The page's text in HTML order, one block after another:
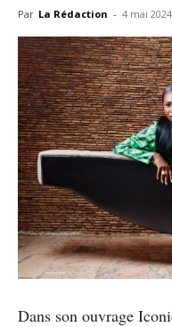
Par La Rédaction - 4 mai 2024
Dans son ouvrage